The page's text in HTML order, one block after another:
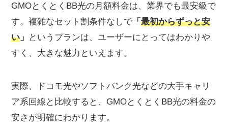
GMOとくとくBB光の月額料金は、業界でも最安級で
す。複雑なセット割条件なしで 「 最初からずっと安
い 」
というプランは、ユーザーにとってはわかりや
すく、大きな魅力といえます。
実際、ドコモ光やソフトバンク光などの大手キャリ
ア系回線と比較すると、GMOとくとくBB光の料金の
安さが明確にわかります。